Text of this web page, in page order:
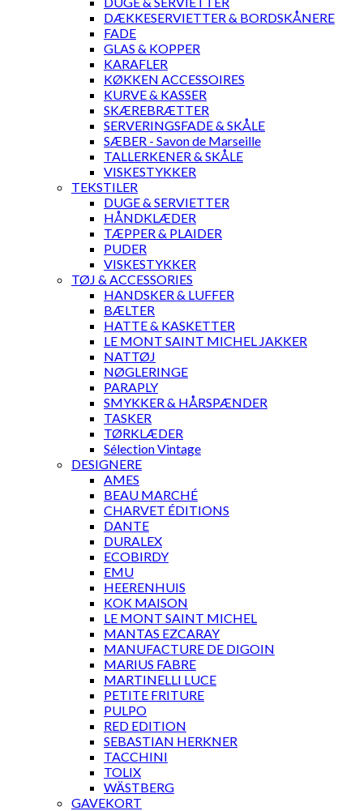
DÆKKESERVIETTER & BORDSKÅNERE
FADE
GLAS & KOPPER
KARAFLER
KØKKEN ACCESSOIRES
KURVE & KASSER
SKÆREBRÆTTER
SERVERINGSFADE & SKÅLE
SÆBER - Savon de Marseille
TALLERKENER & SKÅLE
VISKESTYKKER
TEKSTILER
DUGE & SERVIETTER
HÅNDKLÆDER
TÆPPER & PLAIDER
PUDER
VISKESTYKKER
TØJ & ACCESSORIES
HANDSKER & LUFFER
BÆLTER
HATTE & KASKETTER
LE MONT SAINT MICHEL JAKKER
NATTØJ
NØGLERINGE
PARAPLY
SMYKKER & HÅRSPÆNDER
TASKER
TØRKLÆDER
Sélection Vintage
DESIGNERE
AMES
BEAU MARCHÉ
CHARVET ÉDITIONS
DANTE
DURALEX
ECOBIRDY
EMU
HEERENHUIS
KOK MAISON
LE MONT SAINT MICHEL
MANTAS EZCARAY
MANUFACTURE DE DIGOIN
MARIUS FABRE
MARTINELLI LUCE
PETITE FRITURE
PULPO
RED EDITION
SEBASTIAN HERKNER
TACCHINI
TOLIX
WÄSTBERG
GAVEKORT